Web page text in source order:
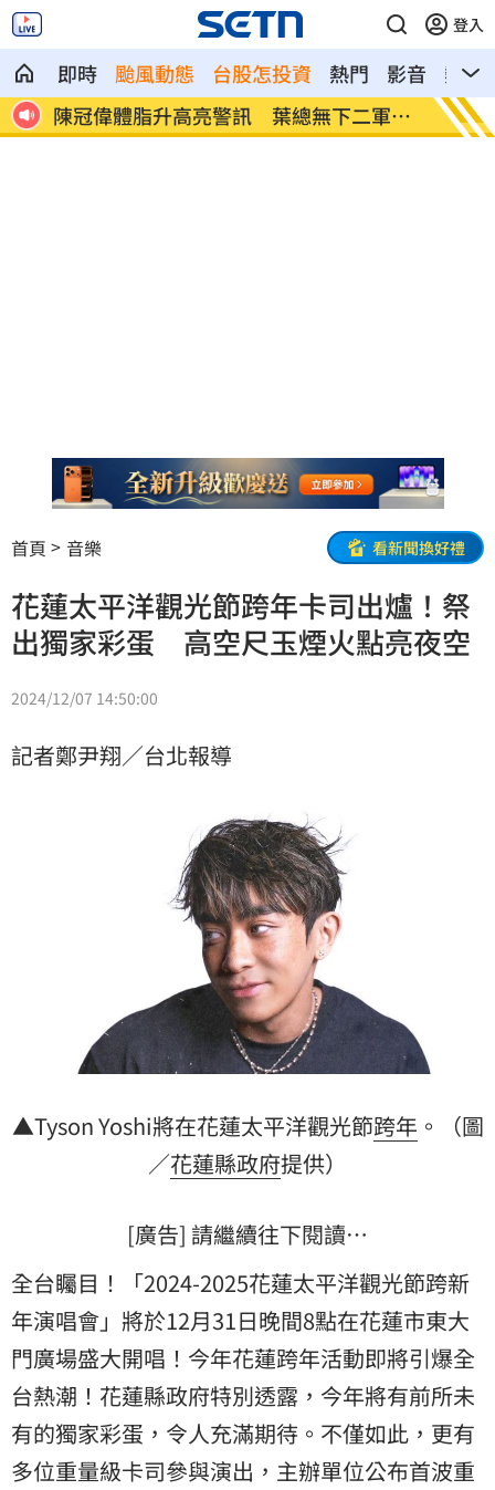
登入
即時 颱風動態 台股怎投資 熱門 影音
熱搜
打
梅西梅開二度 登北美聯賽盃歷史進球王
挖童
煞
首頁 音樂 看新聞換好禮
花蓮太平洋觀光節跨年卡司出爐！祭
出獨家彩蛋 高空尺玉煙火點亮夜空
2024/12/07 14:50:00
記者鄭尹翔／台北報導
▲Tyson Yoshi將在花蓮太平洋觀光節跨年 。（圖
／花蓮縣政府提供）
[廣告] 請繼續往下閱讀…
全台矚目！「2024-2025花蓮太平洋觀光節跨新
年演唱會」將於12月31日晚間8點在花蓮市東大
門廣場盛大開唱！今年花蓮跨年活動即將引爆全
台熱潮！花蓮縣政府特別透露，今年將有前所未
有的獨家彩蛋，令人充滿期待。不僅如此，更有
多位重量級卡司參與演出，主辦單位公布首波重